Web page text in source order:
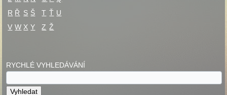
R Ř S Š T Ť U
V W X Y Z Ž
RYCHLÉ VYHLEDÁVÁNÍ